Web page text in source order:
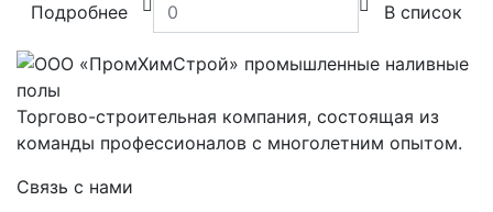
Подробнее В список
Торгово-строительная компания, состоящая из
команды профессионалов с многолетним опытом.
Связь с нами